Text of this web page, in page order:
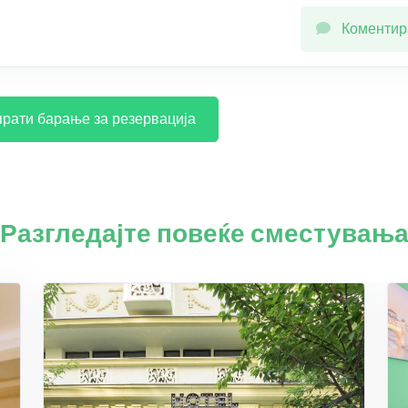
барање за резервација
Разгледајте повеќе сместувања